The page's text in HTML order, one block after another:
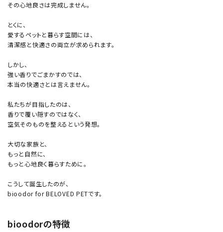
その心地良さは完成しません。
とくに、
愛するペットと暮らす空間には、
清潔感と快適さの両立が求められます。
しかし、
強い香りでごまかすのでは、
本当の快適さとは言えません。
私たちが目指したのは、
香りで覆い隠すのではなく、
空気そのものを整えるという発想。
大切な家族と、
もっと自然に、
もっと心地良く暮らすために。
こうして誕生したのが、
bioodor for BELOVED PETです。
bioodorの特徴